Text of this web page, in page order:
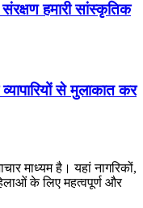
हमारी सांस्कृतिक
से मुलाकात कर
माध्यम है। यहां नागरिकों,
के लिए महत्वपूर्ण और